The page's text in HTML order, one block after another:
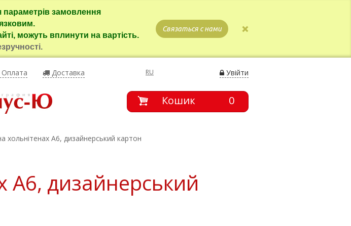
замовлення
можуть вплинути на вартість.
Связаться с нами
Оплата Доставка RU Увійти
Кошик 0
хольнітенах А6, дизайнерський картон
А6, дизайнерський